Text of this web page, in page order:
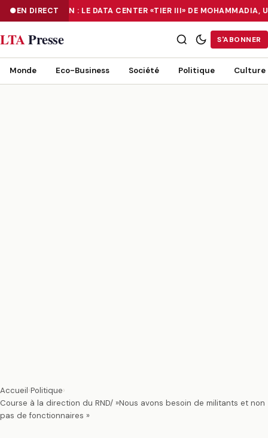
EN DIRECT
NUMÉRISATION : LE DATA CENTER «TIER III» DE MOHAMMADIA,
NUMÉRISATION : LE DATA CENTER «TIER III» DE MOHAMMADIA, UN
LTAPresse S'ABONNER
Monde Eco-Business Société Politique Culture
Accueil›Politique›
Course à la direction du RND/ »Nous avons besoin de militants et non
pas de fonctionnaires »